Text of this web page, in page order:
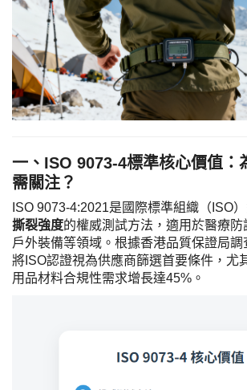
一、 ISO 9073-4標準核心價值：
需關注？
ISO 9073-4:2021是國際標準組織（ISO
撕裂強度​的權威測試方法，適用於醫療防
戶外裝備等領域。根據香港品質保證局
將ISO認證視為供應商篩選首要條件，尤
用品材料合規性需求增長達45%。